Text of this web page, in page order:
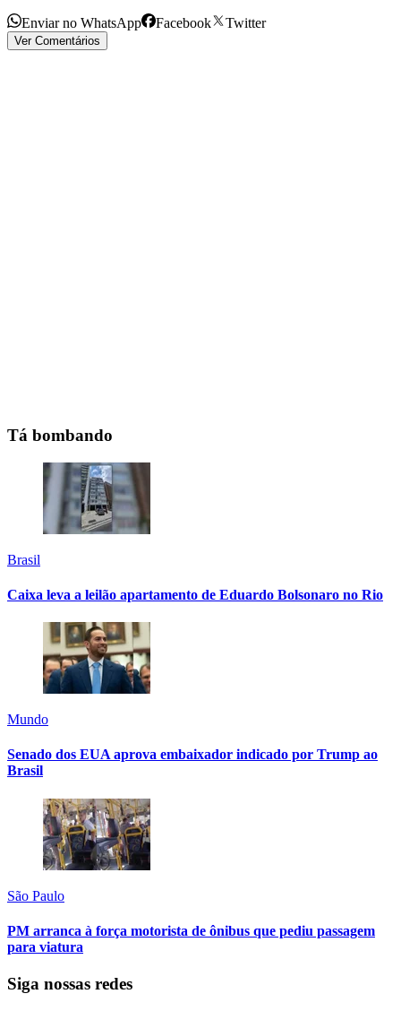
Enviar no WhatsApp Facebook Twitter
Ver Comentários
Tá bombando
Brasil
Caixa leva a leilão apartamento de Eduardo Bolsonaro no Rio
Mundo
Senado dos EUA aprova embaixador indicado por Trump ao
Brasil
São Paulo
PM arranca à força motorista de ônibus que pediu passagem
para viatura
Siga nossas redes